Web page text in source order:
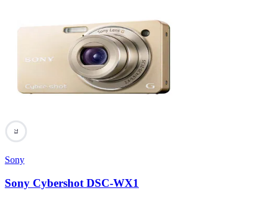
73
Sony
Sony Cybershot DSC-WX1